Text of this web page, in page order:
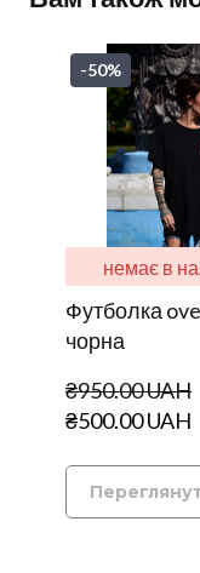
-50%
немає в
Футболка
чорна
₴950.00 UAH
₴500.00 UAH